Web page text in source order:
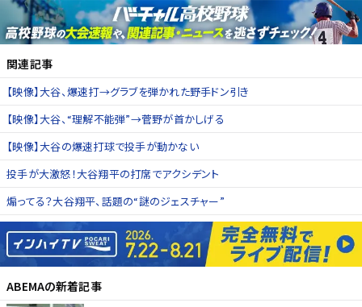
関連記事
【映像】大谷、爆速打→グラブを弾かれた野手ドン引き
【映像】大谷、“理解不能弾”→菅野が首かしげる
【映像】大谷の爆速打球で投手が動かない
投手が大激怒！大谷翔平の打席でアクシデント
煽ってる？大谷翔平、話題の“謎のジェスチャー”
ABEMAの新着記事